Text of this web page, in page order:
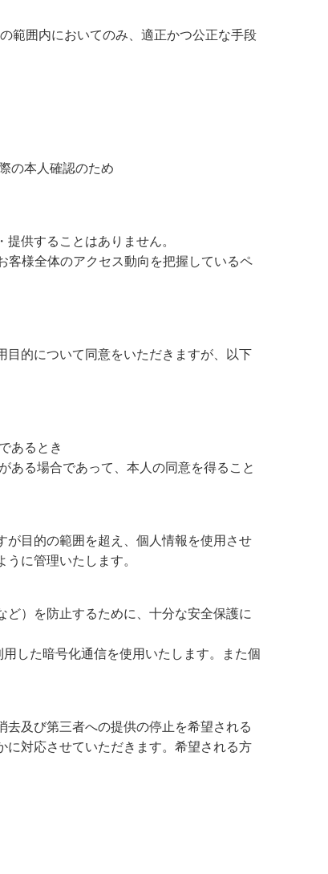
範囲内においてのみ、適正かつ公正な手段
の本人確認のため
供することはありません。
客様全体のアクセス動向を把握しているペ
目的について同意をいただきますが、以下
あるとき
ある場合であって、本人の同意を得ること
目的の範囲を超え、個人情報を使用させ
に管理いたします。
）を防止するために、十分な安全保護に
した暗号化通信を使用いたします。また個
及び第三者への提供の停止を希望される
対応させていただきます。希望される方